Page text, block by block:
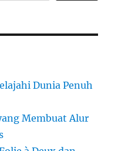
Dunia Penuh
Membuat Alur